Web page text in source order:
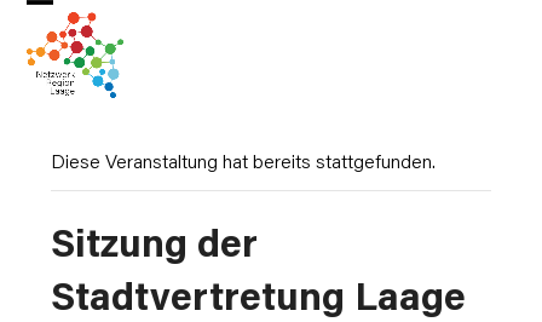
Skip
content
Open
mobile
menu
Close
mobile
menu
Diese Veranstaltung hat bereits stattgefunden.
Sitzung der
Stadtvertretung Laage